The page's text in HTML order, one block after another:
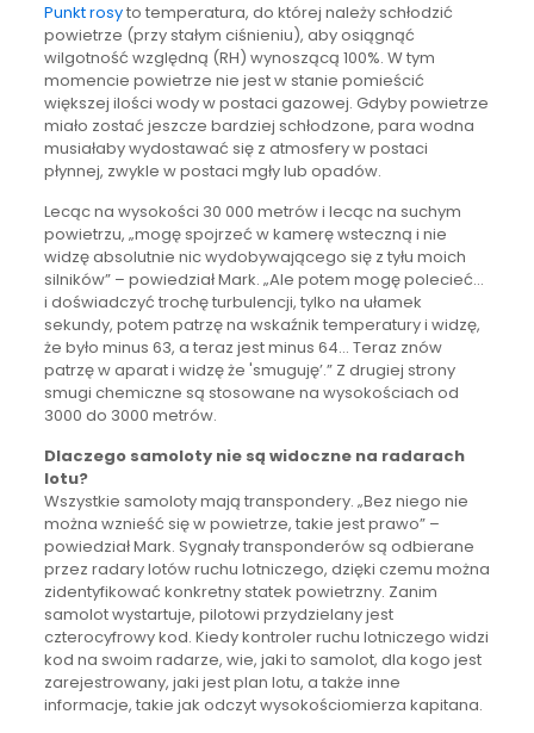
Punkt rosyto temperatura, do której należy schłodzić
powietrze (przy stałym ciśnieniu), aby osiągnąć
wilgotność względną (RH) wynoszącą 100%. W tym
momencie powietrze nie jest w stanie pomieścić
większej ilości wody w postaci gazowej. Gdyby powietrze
miało zostać jeszcze bardziej schłodzone, para wodna
musiałaby wydostawać się z atmosfery w postaci
płynnej, zwykle w postaci mgły lub opadów.
Lecąc na wysokości 30 000 metrów i lecąc na suchym
powietrzu, „mogę spojrzeć w kamerę wsteczną i nie
widzę absolutnie nic wydobywającego się z tyłu moich
silników” – powiedział Mark. „Ale potem mogę polecieć…
i doświadczyć trochę turbulencji, tylko na ułamek
sekundy, potem patrzę na wskaźnik temperatury i widzę,
że było minus 63, a teraz jest minus 64… Teraz znów
patrzę w aparat i widzę że 'smuguję’.” Z drugiej strony
smugi chemiczne są stosowane na wysokościach od
3000 do 3000 metrów.
Dlaczego samoloty nie są widoczne na radarach
lotu?
Wszystkie samoloty mają transpondery. „Bez niego nie
można wznieść się w powietrze, takie jest prawo” –
powiedział Mark. Sygnały transponderów są odbierane
przez radary lotów ruchu lotniczego, dzięki czemu można
zidentyfikować konkretny statek powietrzny. Zanim
samolot wystartuje, pilotowi przydzielany jest
czterocyfrowy kod. Kiedy kontroler ruchu lotniczego widzi
kod na swoim radarze, wie, jaki to samolot, dla kogo jest
zarejestrowany, jaki jest plan lotu, a także inne
informacje, takie jak odczyt wysokościomierza kapitana.